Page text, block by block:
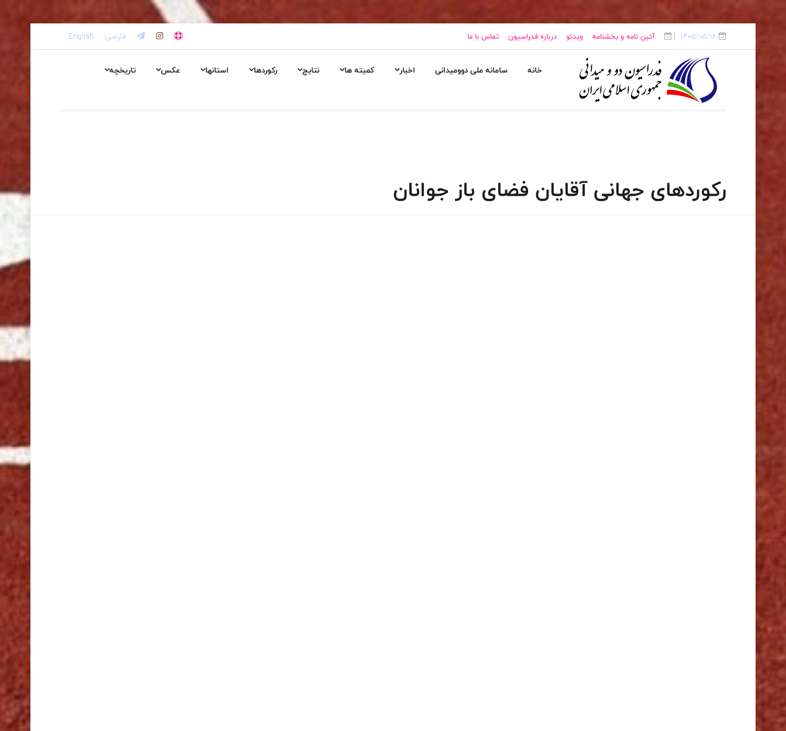
1405/05/16 آئین نامه و بخشنامه ویدئو درباره فدراسیون تماس با ما فارسی English
خانه سامانه ملی دوومیدانی اخبار کمیته ها نتایج رکوردها استانها عکس تاریخچه
رکوردهای جهانی آقایان فضای باز جوانان